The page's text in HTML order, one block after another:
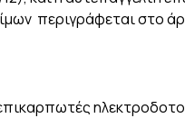
περιγράφεται στο
επικαρπωτές